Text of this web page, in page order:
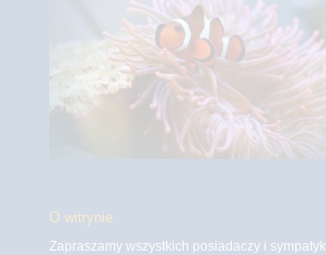
O witrynie
Zapraszamy wszystkich posiadaczy i